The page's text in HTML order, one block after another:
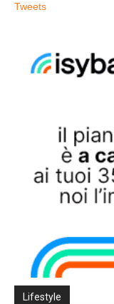
Tweets
Lifestyle